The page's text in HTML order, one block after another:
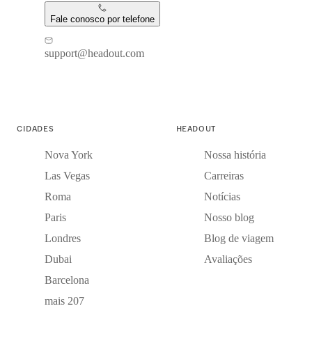
Fale conosco por telefone
support@headout.com
CIDADES
Nova York
Las Vegas
Roma
Paris
Londres
Dubai
Barcelona
mais 207
HEADOUT
Nossa história
Carreiras
Notícias
Nosso blog
Blog de viagem
Avaliações